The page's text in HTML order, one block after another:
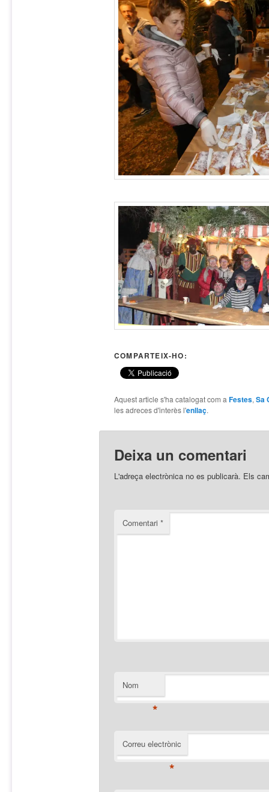
COMPARTEIX-HO:
Aquest article s'ha catalogat com aFestes,Sa
les adreces d'interès l'enllaç.
Deixa un comentari
L'adreça electrònica no es publicarà. Els
Comentari *
Nom
*
Correu electrònic
*